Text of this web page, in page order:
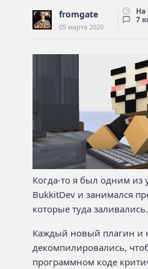
fromgate
05 марта 2020
На
7
Когда-то я был одним из
BukkitDev и занимался
которые туда заливались.
Каждый новый плагин и
декомпилировались,
программном коде